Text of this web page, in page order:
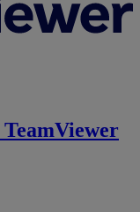
TeamViewer